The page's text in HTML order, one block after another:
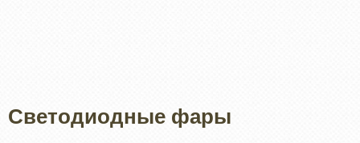
Светодиодные фары